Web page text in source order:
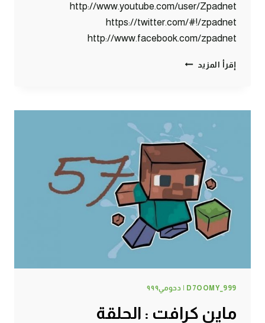
http://www.youtube.com/user/Zpadnet
https://twitter.com/#!/zpadnet
http://www.facebook.com/zpadnet
إقرأ المزيد ماين
الدجاج
58#
MINECRAFT
:
D7OOMY999
D7OOMY_999 | دحومي٩٩٩
ماين كرافت : الحلقة